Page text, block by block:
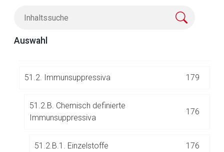
Auswahl
51. Immunmodulatoren 220
51.2. Immunsuppressiva 179
51.2.B. Chemisch definierte
Immunsuppressiva
176
51.2.B.1. Einzelstoffe 176